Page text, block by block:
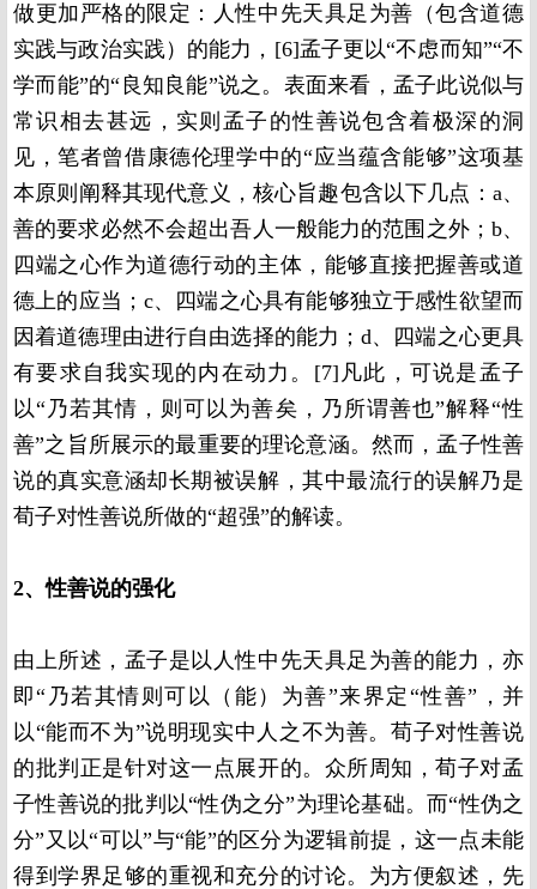
做更加严格的限定：人性中先天具足为善（包含道德
实践与政治实践）的能力，[6]孟子更以“不虑而知”“不
学而能”的“良知良能”说之。表面来看，孟子此说似与
常识相去甚远，实则孟子的性善说包含着极深的洞
见，笔者曾借康德伦理学中的“应当蕴含能够”这项基
本原则阐释其现代意义，核心旨趣包含以下几点：a、
善的要求必然不会超出吾人一般能力的范围之外；b、
四端之心作为道德行动的主体，能够直接把握善或道
德上的应当；c、四端之心具有能够独立于感性欲望而
因着道德理由进行自由选择的能力；d、四端之心更具
有要求自我实现的内在动力。[7]凡此，可说是孟子
以“乃若其情，则可以为善矣，乃所谓善也”解释“性
善”之旨所展示的最重要的理论意涵。然而，孟子性善
说的真实意涵却长期被误解，其中最流行的误解乃是
荀子对性善说所做的“超强”的解读。
2、性善说的强化
由上所述，孟子是以人性中先天具足为善的能力，亦
即“乃若其情则可以（能）为善”来界定“性善”，并
以“能而不为”说明现实中人之不为善。荀子对性善说
的批判正是针对这一点展开的。众所周知，荀子对孟
子性善说的批判以“性伪之分”为理论基础。而“性伪之
分”又以“可以”与“能”的区分为逻辑前提，这一点未能
得到学界足够的重视和充分的讨论。为方便叙述，先